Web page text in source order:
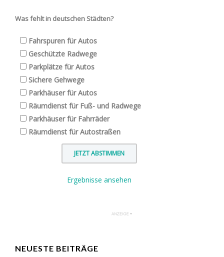
Was fehlt in deutschen Städten?
Fahrspuren für Autos
Geschützte Radwege
Parkplätze für Autos
Sichere Gehwege
Parkhäuser für Autos
Räumdienst für Fuß- und Radwege
Parkhäuser für Fahrräder
Räumdienst für Autostraßen
Ergebnisse ansehen
NEUESTE BEITRÄGE